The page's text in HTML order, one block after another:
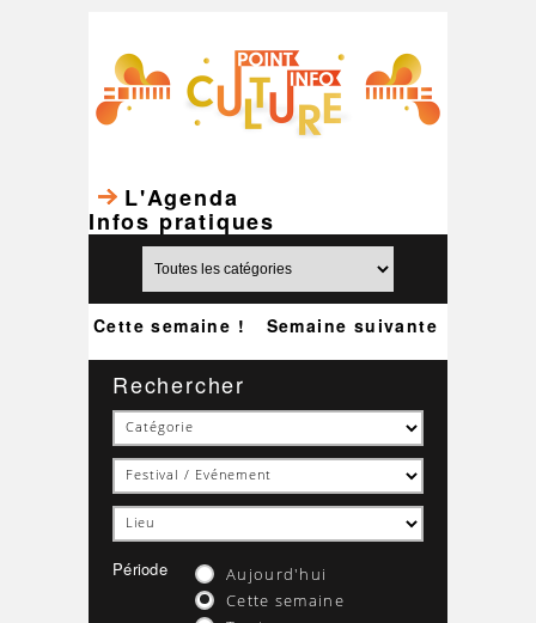
L'Agenda
Infos pratiques
Semaine suivante
Cette semaine !
Rechercher
Période
Aujourd'hui
Cette semaine